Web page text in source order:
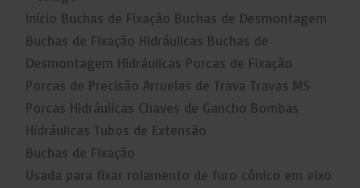
Início Buchas de Fixação Buchas de Desmontagem
Buchas de Fixação Hidráulicas Buchas de
Desmontagem Hidráulicas Porcas de Fixação
Porcas de Precisão Arruelas de Trava Travas MS
Porcas Hidráulicas Chaves de Gancho Bombas
Hidráulicas Tubos de Extensão
Buchas de Fixação
Usada para fixar rolamento de furo cônico em eixo